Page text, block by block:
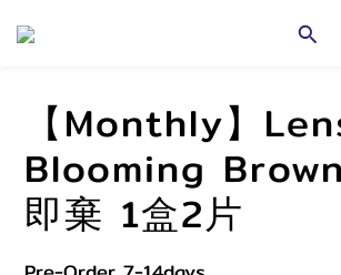
【Monthly】
Blooming
即棄 1盒2片